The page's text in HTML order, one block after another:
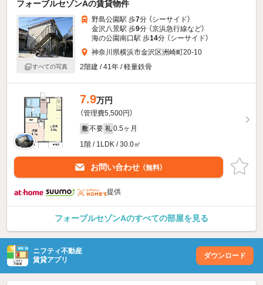
フォーブルセゾンAの賃貸物件
すべての写真
野島公園駅 歩7分 （シーサイド）
金沢八景駅 歩9分 （京浜急行線など）
海の公園南口駅 歩14分 （シーサイド）
神奈川県横浜市金沢区洲崎町20-10
2階建 / 41年 / 軽量鉄骨
7.9万円
（管理費5,500円）
敷 不要 礼 0.5ヶ月
1階 / 1LDK / 30.0㎡
お問い合わせ （無料）
提供
フォーブルセゾンAのすべての部屋を見る
ニフティ不動産
賃貸アプリ
ダウンロード